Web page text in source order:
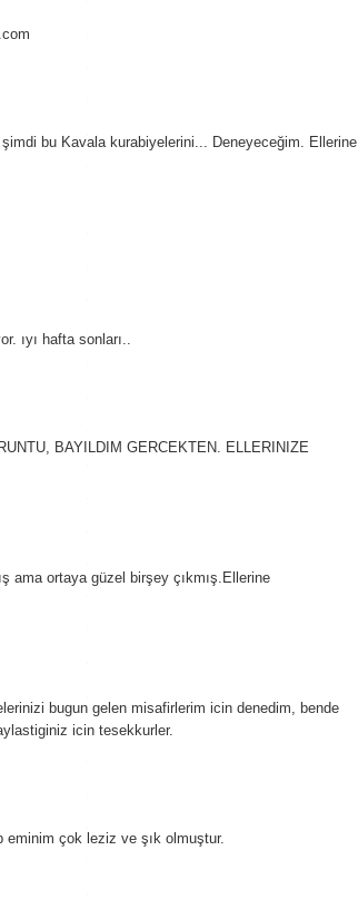
bu Kavala kurabiyelerini... Deneyeceğim. Ellerine
ıyı hafta sonları..
BAYILDIM GERCEKTEN. ELLERINIZE
ama ortaya güzel birşey çıkmış.Ellerine
bugun gelen misafirlerim icin denedim, bende
icin tesekkurler.
eminim çok leziz ve şık olmuştur.